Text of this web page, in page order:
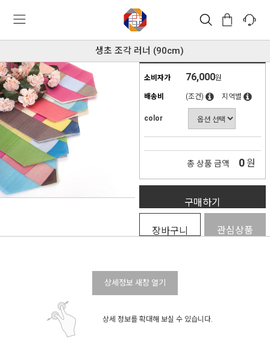
생초 조각 러너 (90cm)
소비자가 76,000원
배송비 (조건) 지역별
color
총 상품 금액 0 원
구매하기
장바구니 관심상품
상세정보 새창 열기
상세 정보를 확대해 보실 수 있습니다.